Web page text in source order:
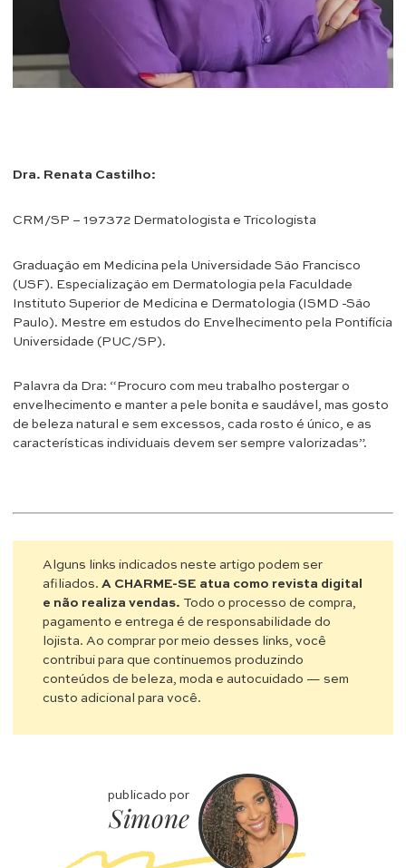
Dra. Renata Castilho:
CRM/SP – 197372 Dermatologista e Tricologista
Graduação em Medicina pela Universidade São Francisco
(USF). Especialização em Dermatologia pela Faculdade
Instituto Superior de Medicina e Dermatologia (ISMD -São
Paulo). Mestre em estudos do Envelhecimento pela Pontifícia
Universidade (PUC/SP).
Palavra da Dra: “Procuro com meu trabalho postergar o
envelhecimento e manter a pele bonita e saudável, mas gosto
de beleza natural e sem excessos, cada rosto é único, e as
características individuais devem ser sempre valorizadas”.
Alguns links indicados neste artigo podem ser
afiliados.A CHARME-SE atua como revista digital
e não realiza vendas. Todo o processo de compra,
pagamento e entrega é de responsabilidade do
lojista. Ao comprar por meio desses links, você
contribui para que continuemos produzindo
conteúdos de beleza, moda e autocuidado — sem
custo adicional para você.
publicado por
Simone